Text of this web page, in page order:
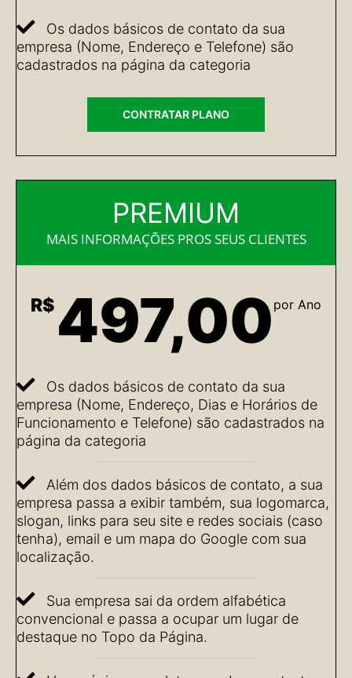
Os dados básicos de contato da sua
empresa (Nome, Endereço e Telefone) são
cadastrados na página da categoria
CONTRATAR PLANO
PREMIUM
MAIS INFORMAÇÕES PROS SEUS CLIENTES
R$ 497,00 por Ano
Os dados básicos de contato da sua
empresa (Nome, Endereço, Dias e Horários de
Funcionamento e Telefone) são cadastrados na
página da categoria
Além dos dados básicos de contato, a sua
empresa passa a exibir também, sua logomarca,
slogan, links para seu site e redes sociais (caso
tenha), email e um mapa do Google com sua
localização.
Sua empresa sai da ordem alfabética
convencional e passa a ocupar um lugar de
destaque no Topo da Página.